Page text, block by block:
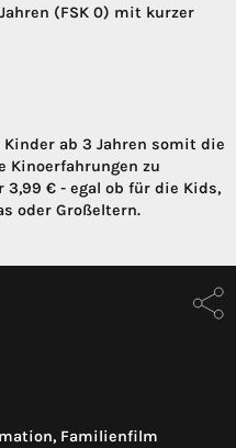
(FSK 0) mit kurzer
ab 3 Jahren somit die
Kinoerfahrungen zu
€ - egal ob für die Kids,
oder Großeltern.
Familienfilm